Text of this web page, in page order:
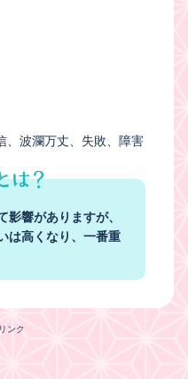
波瀾万丈 失敗 障害
影響がありますが、
は高くなり、一番重
ンク